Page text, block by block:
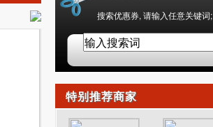
搜索优惠券, 请输入任意关键词;
特别推荐商家